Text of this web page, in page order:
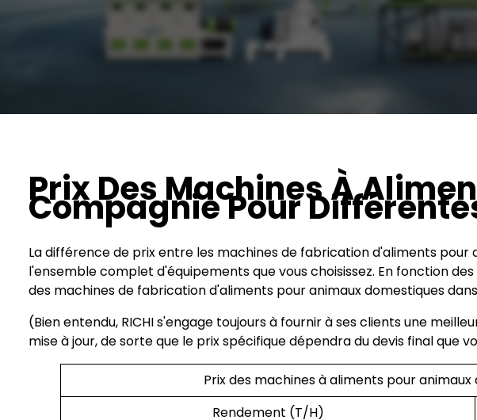
Prix Des Machines À
Compagnie Pour
La différence de prix entre les machines de fabrication d'aliments
l'ensemble complet d'équipements que vous choisissez. En fonction
des machines de fabrication d'aliments pour animaux domestiques
(Bien entendu, RICHI s'engage toujours à fournir à ses clients une
mise à jour, de sorte que le prix spécifique dépendra du devis final que
Prix des machines à aliments pour
Rendement (T/H)